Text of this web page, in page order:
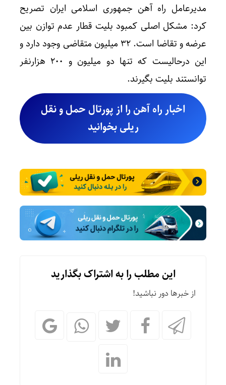
مدیرعامل راه آهن جمهوری اسلامی ایران تصریح
کرد: مشکل اصلی کمبود بلیت قطار عدم توازن بین
عرضه و تقاضا است. ۳۲ میلیون متقاضی وجود دارد و
این درحالیست که تنها دو میلیون و ۲۰۰ هزارنفر
توانستند بلیت بگیرند.
اخبار راه آهن را از پورتال حمل و نقل
ریلی بخوانید
این مطلب را به اشتراک بگذارید
از خبرها دور نباشید!